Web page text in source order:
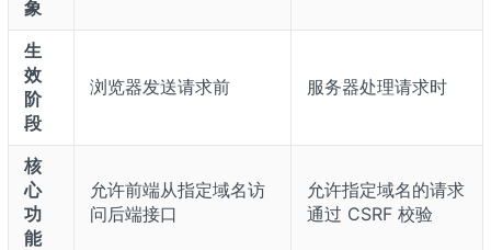
象
生
效
阶
段
浏览器发送请求前 服务器处理请求时
核
心
功
能
允许前端从指定域名访
问后端接口
允许指定域名的请求
通过 CSRF 校验